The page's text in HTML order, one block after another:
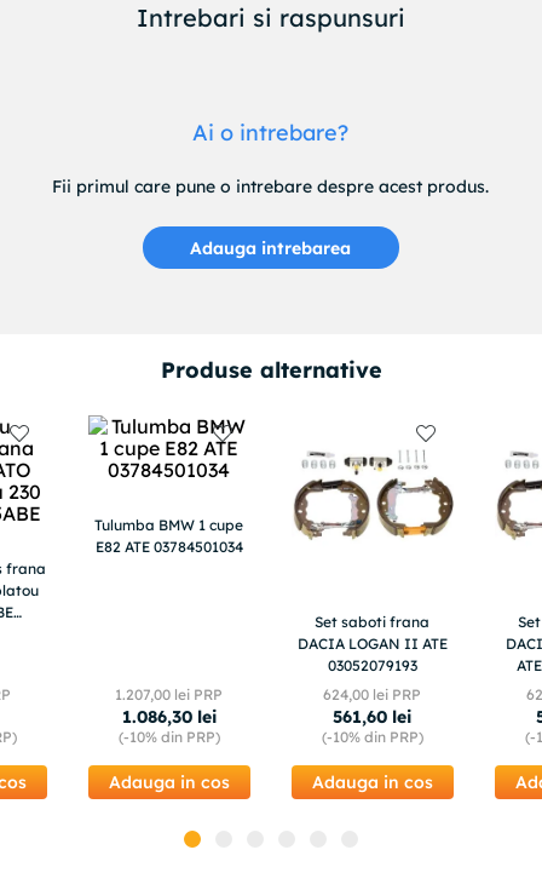
Intrebari si raspunsuri
Ai o intrebare?
Fii primul care pune o intrebare despre acest produs.
Adauga intrebarea
Produse alternative
frana
Tulumba BMW 1 cupe
E82 ATE 03784501034
1.207,00 lei PRP
1.086,30 lei
(-10%din PRP)
Adauga in cos
Set saboti frana
DACIA LOGAN II ATE
03052079193
624,00 lei PRP
561,60 lei
(-10%din PRP)
Adauga in cos
(-